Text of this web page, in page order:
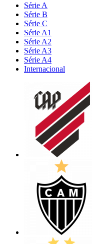
Série A
Série B
Série C
Série A1
Série A2
Série A3
Série A4
Internacional